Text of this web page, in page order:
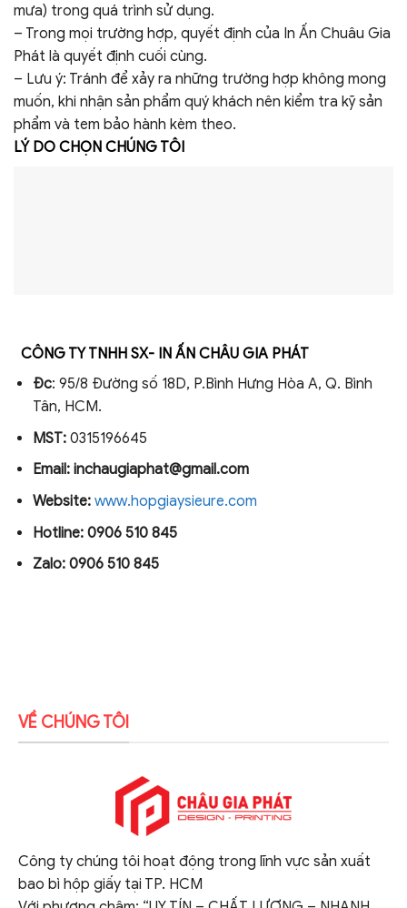
mưa) trong quá trình sử dụng.
– Trong mọi trường hợp, quyết định của In Ấn Chuâu Gia
Phát là quyết định cuối cùng.
– Lưu ý: Tránh để xảy ra những trường hợp không mong
muốn, khi nhận sản phẩm quý khách nên kiểm tra kỹ sản
phẩm và tem bảo hành kèm theo.
LÝ DO CHỌN CHÚNG TÔI
CÔNG TY TNHH SX- IN ẤN CHÂU GIA PHÁT
Đc: 95/8 Đường số 18D, P.Bình Hưng Hòa A, Q. Bình
Tân, HCM.
MST:0315196645
Email: inchaugiaphat@gmail.com
Website: www.hopgiaysieure.com
Hotline: 0906 510 845
Zalo: 0906 510 845
VỀ CHÚNG TÔI
Công ty chúng tôi hoạt động trong lĩnh vực sản xuất
bao bì hộp giấy tại TP. HCM